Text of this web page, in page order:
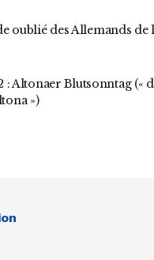
oublié des Allemands de
: Altonaer Blutsonntag («
»)